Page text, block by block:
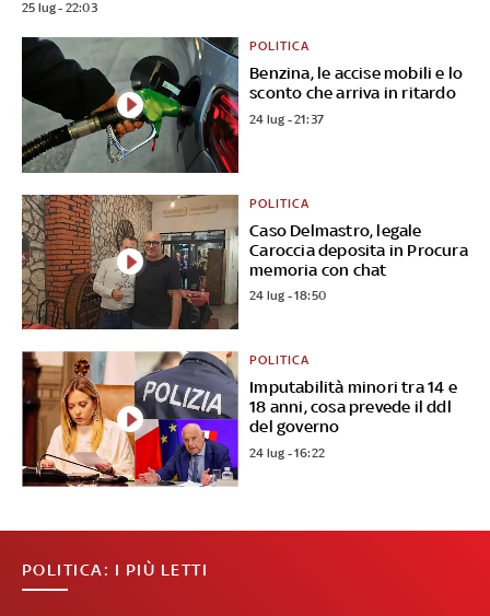
25 lug - 22:03
Benzina, le accise mobili e lo
sconto che arriva in ritardo
POLITICA
24 lug - 21:37
Caso Delmastro, legale
Caroccia deposita in Procura
memoria con chat
POLITICA
24 lug - 18:50
Imputabilità minori tra 14 e
18 anni, cosa prevede il ddl
del governo
POLITICA
24 lug - 16:22
POLITICA: I PIÙ LETTI